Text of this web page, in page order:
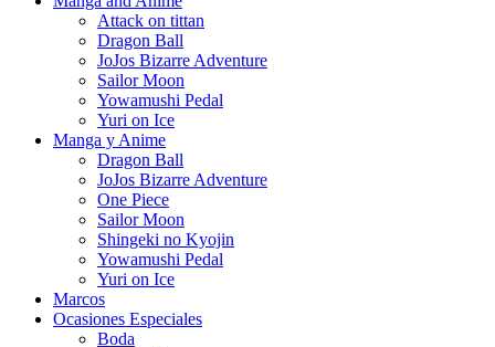
Attack on tittan
Dragon Ball
JoJos Bizarre Adventure
Sailor Moon
Yowamushi Pedal
Yuri on Ice
Manga y Anime
Dragon Ball
JoJos Bizarre Adventure
One Piece
Sailor Moon
Shingeki no Kyojin
Yowamushi Pedal
Yuri on Ice
Marcos
Ocasiones Especiales
Boda